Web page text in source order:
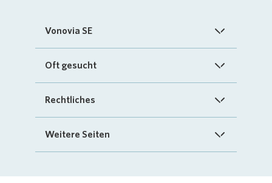
Vonovia SE
Startseite
Investoren
Oft gesucht
FAQ
„Mein Vonovia“ App
Mein Zuhause
Rechtliches
Impressum
Weitere Seiten